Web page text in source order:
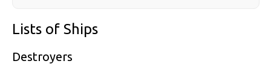
Lists of Ships
Destroyers